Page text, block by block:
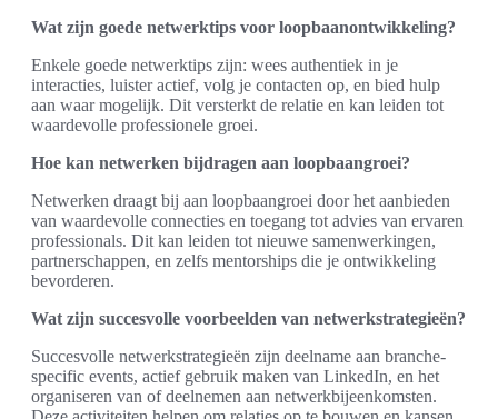
Wat zijn goede netwerktips voor loopbaanontwikkeling?
Enkele goede netwerktips zijn: wees authentiek in je
interacties, luister actief, volg je contacten op, en bied hulp
aan waar mogelijk. Dit versterkt de relatie en kan leiden tot
waardevolle professionele groei.
Hoe kan netwerken bijdragen aan loopbaangroei?
Netwerken draagt bij aan loopbaangroei door het aanbieden
van waardevolle connecties en toegang tot advies van ervaren
professionals. Dit kan leiden tot nieuwe samenwerkingen,
partnerschappen, en zelfs mentorships die je ontwikkeling
bevorderen.
Wat zijn succesvolle voorbeelden van netwerkstrategieën?
Succesvolle netwerkstrategieën zijn deelname aan branche-
specific events, actief gebruik maken van LinkedIn, en het
organiseren van of deelnemen aan netwerkbijeenkomsten.